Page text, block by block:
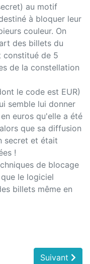
au motif
à bloquer leur
couleur. On
des billets du
constitué de 5
de la constellation
le code est EUR)
semble lui donner
euros qu'elle a été
que sa diffusion
secret et était
!
de blocage
le logiciel
billets même en
Suivant